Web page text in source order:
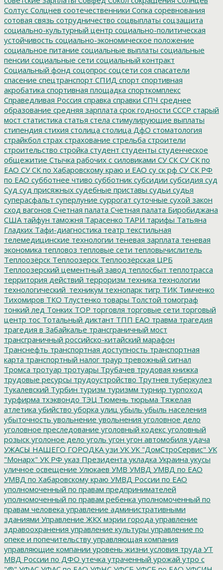
Солтус Солцнев соотечественники Сопка соревнования
сотовая связь сотрудничество соцвыплаты соцзащита
социально-культурный центр социально-политическая
устойчивость социально-экономическое положение
социальное питание социальные выплаты социальные
пенсии социальные сети социальный контракт
Социальный фонд соцопрос соцсети соя спасатели
спасение спецтранспорт СПИД спорт спортивная
акробатика спортивная площадка спорткомплекс
Справедливая Россия справка справки СПЧ среднее
образование средняя зарплата срок годности СССР старый
мост статистика статья стела стимулирующие выплаты
стипендия стихия столица столица ДфО стоматология
страйкбол страх страхование стрельба строители
строительство стройка студент студенты студенческое
общежитие Стычка рабочих с силовиками СУ СК СУ СК по
ЕАО СУ СК по Хабаровскому краю и ЕАО су ск рф СУ СК РФ
по ЕАО субботнее чтиво субботник субсидии субсидия суд
Суд суд присяжных судебные приставы судьи судья
суперасфальт суперлуние суррогат суточные сухой закон
сход вагонов Счетная палата Счетная палата Биробиджана
США тайфун таможня Тарасенко ТАРИ тарифы Татьяна
Гладких Тафи-диагностика театр текстильная
телемедицинские технологии теневая зарплата теневая
экономика тепловоз тепловые сети тепловычислитель
Теплоозёрск Теплоозерск Теплоозёрская ЦРБ
Теплоозерский цементный завод теплосбыт теплотрасса
территория действий терроризм техника технологии
технологический_техникум технопарк тигр ТИК Тимченко
Тихомиров ТКО Тлустенко товары Толстой томограф
тонкий лед Тонких ТОР торговля торговые сети торговый
центр тос Тотальный диктант ТПП ЕАО травма трагедия
трагедия в Забайкалье трансграничный мост
трансграничный российско-китайский марафон
Транснефть транспортная доступность транспортная
карта транспортный налог траур тревожный сигнал
Тромса тротуар тротуары Трубачев трудовая книжка
трудовые ресурсы трудоустройство Трутнев туберкулез
Тукалевский Турбин туризм туризмм турнир турпоход
турфирма тхэквондо ТЭЦ Тюмень тюрьма Тяжелая
атлетика убийство уборка улиц убыль убыль населения
убыточность увольнение увольнения уголовное дело
уголовное преследование уголовный кодекс уголовный
розыск уголоное дело уголь угон угон автомобиля удача
УЖАСЫ НАШЕГО ГОРОДКА узи УК УК "ДомСтроСервис" УК
"Монарх" УК РФ указ Президента укладка Украина укусы
уличное освещение Улюкаев УМВ УМВД УМВД по ЕАО
УМВД по Хабаровскому краю УМВД России по ЕАО
уполномоченный по правам предпринимателей
уполномоченный по правам ребенка уполномоченный по
правам человека управление административными
зданиями Управление ЖКХ мэрии города управление
здравоохранения управление культуры управление по
опеке и попечительству управляющая компания
управляющие компании уровень жизни условия труда УТ
МВД России по ДФО утечка утраченный урожай утро с